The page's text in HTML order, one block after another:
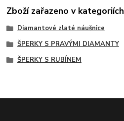
Zboží zařazeno v kategoriích
Diamantové zlaté náušnice
ŠPERKY S PRAVÝMI DIAMANTY
ŠPERKY S RUBÍNEM